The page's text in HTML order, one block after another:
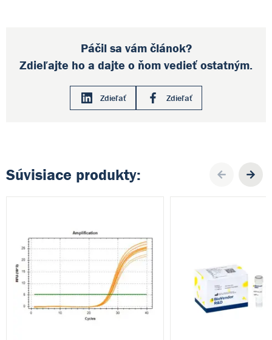
Páčil sa vám článok?
Zdieľajte ho a dajte o ňom vedieť ostatným.
Zdieľať Zdieľať
Súvisiace produkty: